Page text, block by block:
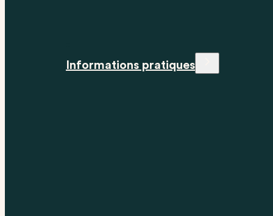
Informations pratiques